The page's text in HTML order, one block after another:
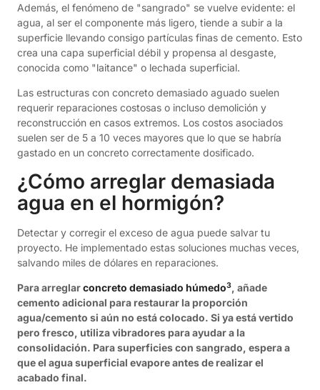
Además, el fenómeno de "sangrado" se vuelve evidente: el
agua, al ser el componente más ligero, tiende a subir a la
superficie llevando consigo partículas finas de cemento. Esto
crea una capa superficial débil y propensa al desgaste,
conocida como "laitance" o lechada superficial.
Las estructuras con concreto demasiado aguado suelen
requerir reparaciones costosas o incluso demolición y
reconstrucción en casos extremos. Los costos asociados
suelen ser de 5 a 10 veces mayores que lo que se habría
gastado en un concreto correctamente dosificado.
¿Cómo arreglar demasiada
agua en el hormigón?
Detectar y corregir el exceso de agua puede salvar tu
proyecto. He implementado estas soluciones muchas veces,
salvando miles de dólares en reparaciones.
Para arreglarconcreto demasiado húmedo3, añade
cemento adicional para restaurar la proporción
agua/cemento si aún no está colocado. Si ya está vertido
pero fresco, utiliza vibradores para ayudar a la
consolidación. Para superficies con sangrado, espera a
que el agua superficial evapore antes de realizar el
acabado final.